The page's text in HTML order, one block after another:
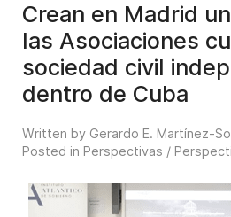
Crean en Madrid
las Asociaciones
sociedad civil
dentro de Cuba
Written by Gerardo E. Martínez-
Posted in Perspectivas /